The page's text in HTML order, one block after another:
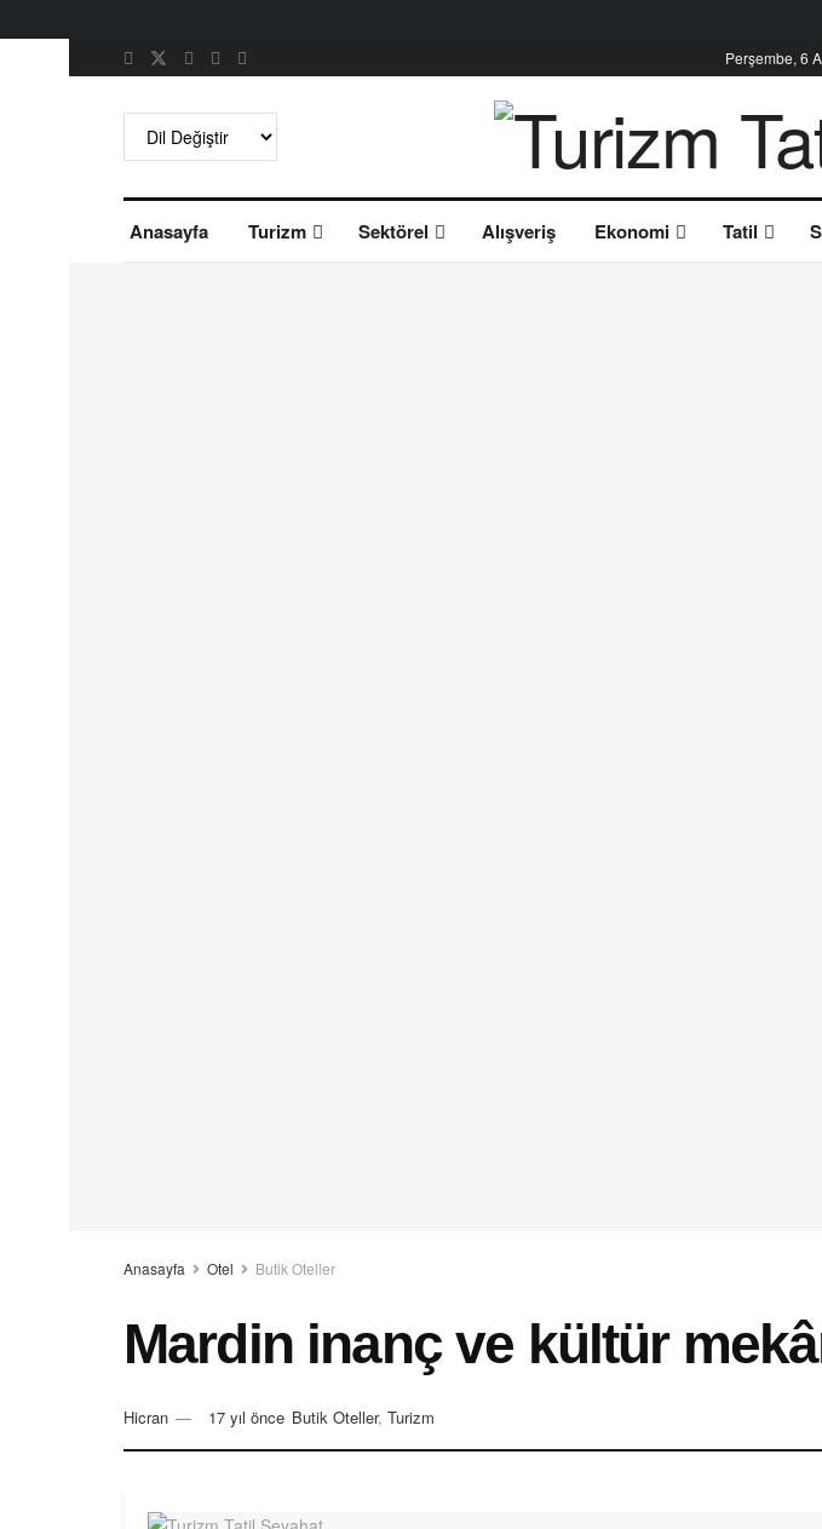
Perşembe, 6
Anasayfa Turizm Sektörel Alışveriş Ekonomi Tatil
Anasayfa Otel Butik Oteller
Mardin inanç ve kültür
Hicran 17 yıl önce Butik Oteller, Turizm